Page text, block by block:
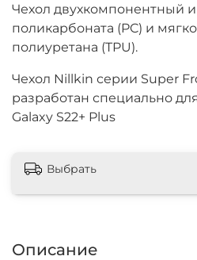
Чехол двухкомпонентный и
поликарбоната (PC) и
полиуретана (TPU).
Чехол Nillkin серии Super
разработан специально
Galaxy S22+ Plus
Выбрать
Описание